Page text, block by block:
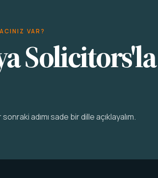
VAR?
Solicitors'la
adımı sade bir dille açıklayalım.